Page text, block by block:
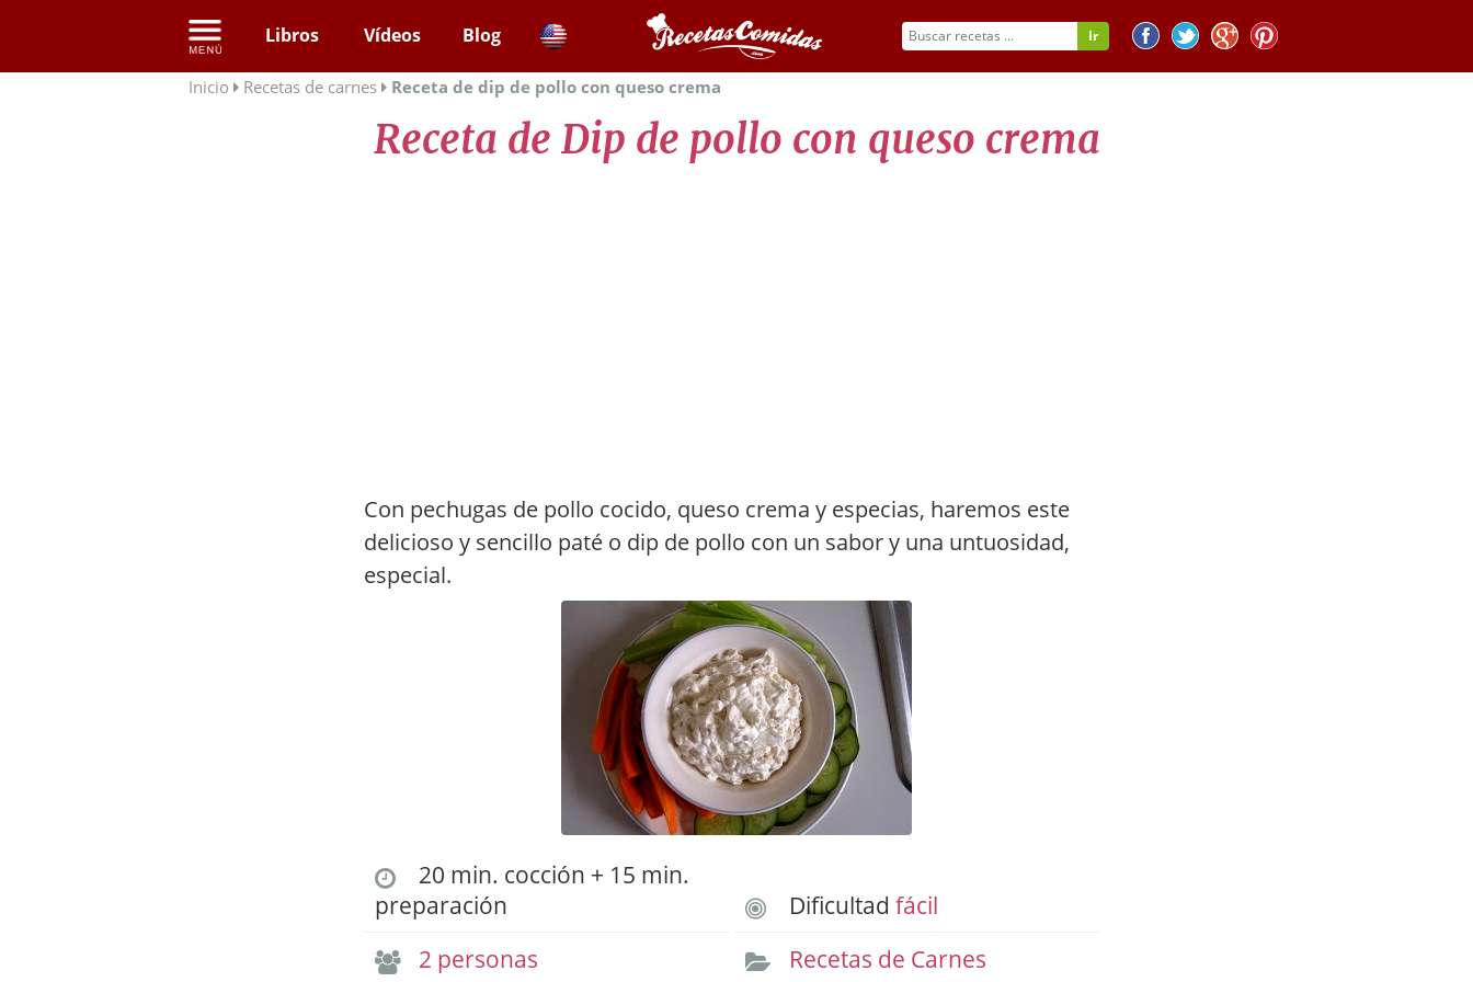
Libros Vídeos Blog
Inicio Recetas de carnes Receta de dip de pollo con queso crema
Receta de Dip de pollo con queso crema
Con pechugas de pollo cocido, queso crema y especias, haremos este
delicioso y sencillo paté o dip de pollo con un sabor y una untuosidad,
especial.
20 min. cocción + 15 min.
preparación
Dificultadfácil
2 personas
Recetas de Carnes